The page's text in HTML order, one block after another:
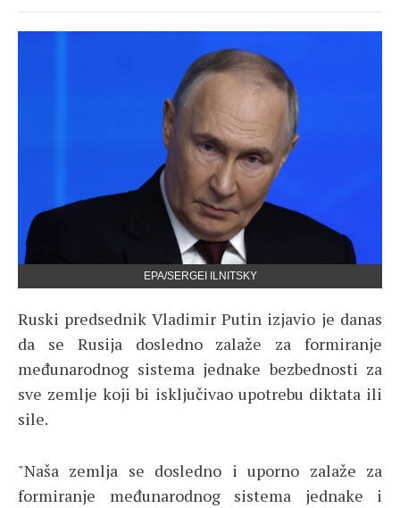
EPA/SERGEI ILNITSKY
Ruski predsednik Vladimir Putin izjavio je danas
da se Rusija dosledno zalaže za formiranje
međunarodnog sistema jednake bezbednosti za
sve zemlje koji bi isključivao upotrebu diktata ili
sile.
"Naša zemlja se dosledno i uporno zalaže za
formiranje međunarodnog sistema jednake i